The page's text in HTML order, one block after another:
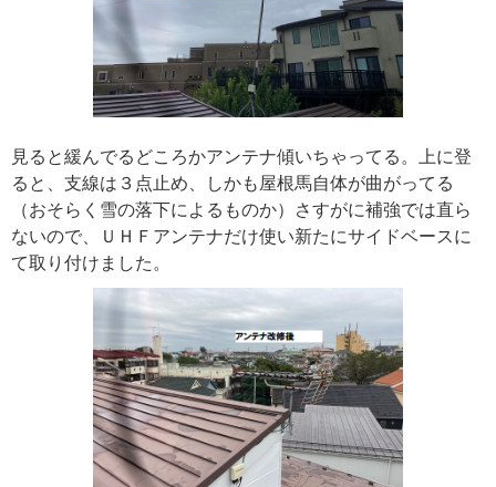
見ると緩んでるどころかアンテナ傾いちゃってる。上に登
ると、支線は３点止め、しかも屋根馬自体が曲がってる
（おそらく雪の落下によるものか）さすがに補強では直ら
ないので、ＵＨＦアンテナだけ使い新たにサイドベースに
て取り付けました。